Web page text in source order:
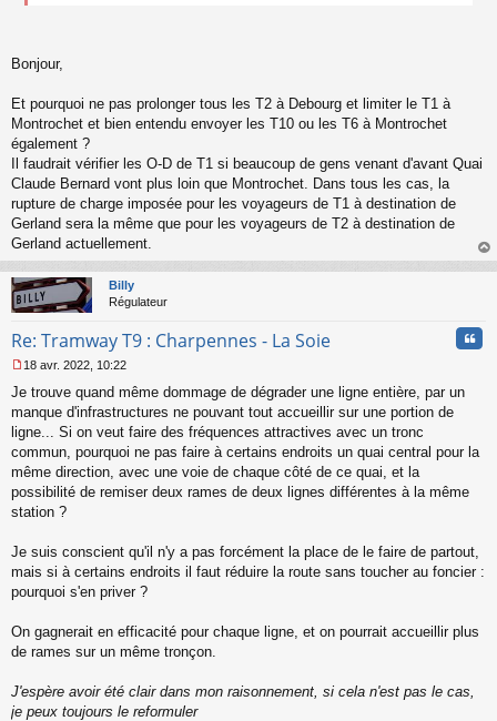
Bonjour,
Et pourquoi ne pas prolonger tous les T2 à Debourg et limiter le T1 à
Montrochet et bien entendu envoyer les T10 ou les T6 à Montrochet
également ?
Il faudrait vérifier les O-D de T1 si beaucoup de gens venant d'avant Quai
Claude Bernard vont plus loin que Montrochet. Dans tous les cas, la
rupture de charge imposée pour les voyageurs de T1 à destination de
Gerland sera la même que pour les voyageurs de T2 à destination de
Gerland actuellement.
au
Billy
Régulateur
Re: Tramway T9 : Charpennes - La Soie
e
s
s
a
g
e
n
o
u
18 avr. 2022, 10:22
Je trouve quand même dommage de dégrader une ligne entière, par un
manque d'infrastructures ne pouvant tout accueillir sur une portion de
ligne... Si on veut faire des fréquences attractives avec un tronc
commun, pourquoi ne pas faire à certains endroits un quai central pour la
même direction, avec une voie de chaque côté de ce quai, et la
possibilité de remiser deux rames de deux lignes différentes à la même
station ?
Je suis conscient qu'il n'y a pas forcément la place de le faire de partout,
mais si à certains endroits il faut réduire la route sans toucher au foncier :
pourquoi s'en priver ?
On gagnerait en efficacité pour chaque ligne, et on pourrait accueillir plus
de rames sur un même tronçon.
J'espère avoir été clair dans mon raisonnement, si cela n'est pas le cas,
je peux toujours le reformuler